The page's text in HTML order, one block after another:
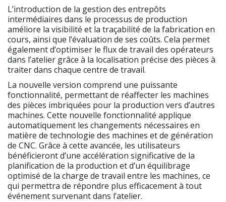
L’introduction de la gestion des entrepôts
intermédiaires dans le processus de production
améliore la visibilité et la traçabilité de la fabrication en
cours, ainsi que l’évaluation de ses coûts. Cela permet
également d’optimiser le flux de travail des opérateurs
dans l’atelier grâce à la localisation précise des pièces à
traiter dans chaque centre de travail.
La nouvelle version comprend une puissante
fonctionnalité, permettant de réaffecter les machines
des pièces imbriquées pour la production vers d’autres
machines. Cette nouvelle fonctionnalité applique
automatiquement les changements nécessaires en
matière de technologie des machines et de génération
de CNC. Grâce à cette avancée, les utilisateurs
bénéficieront d’une accélération significative de la
planification de la production et d’un équilibrage
optimisé de la charge de travail entre les machines, ce
qui permettra de répondre plus efficacement à tout
événement survenant dans l’atelier.